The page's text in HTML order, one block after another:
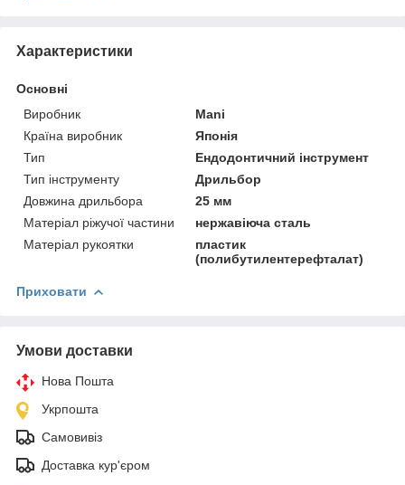
Характеристики
Основні
Виробник
Mani
Країна виробник
Японія
Тип
Ендодонтичний інструмент
Тип інструменту
Дрильбор
Довжина дрильбора
25 мм
Матеріал ріжучої частини
нержавіюча сталь
Матеріал рукоятки
пластик
(полибутилентерефталат)
Приховати
Умови доставки
Нова Пошта
Укрпошта
Самовивіз
Доставка кур'єром